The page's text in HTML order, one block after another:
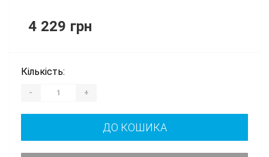
4 229 грн
Кількість:
- +
ДО КОШИКА